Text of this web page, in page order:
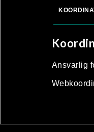
Ansvarlig